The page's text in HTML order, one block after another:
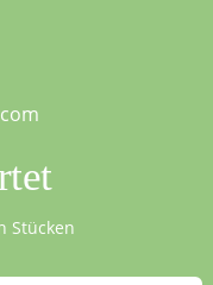
Stücken